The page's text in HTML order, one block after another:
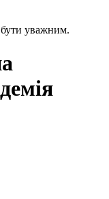
бути уважним.